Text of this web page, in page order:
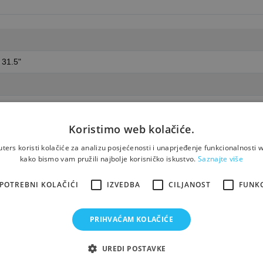
31.5"
(MPRT), 2 ms (Level 4), 4 ms (Level 2), 5 ms (Level 1), 7 ms (off)
1.4 ¦ USB 3.2 Gen 1 upstream (Type B) ¦ 2 x USB 3.2 Gen 1
1 upstream
Koristimo web kolačiće.
koristi kolačiće za analizu posjećenosti i unaprjeđenje funkcionalnosti
kako bismo vam pružili najbolje korisničko iskustvo. Saznajte više
KOLAČIĆI IZVEDBA CILJANOST
PRIHVAĆAM KOLAČIĆE
UREDI POSTAVKE